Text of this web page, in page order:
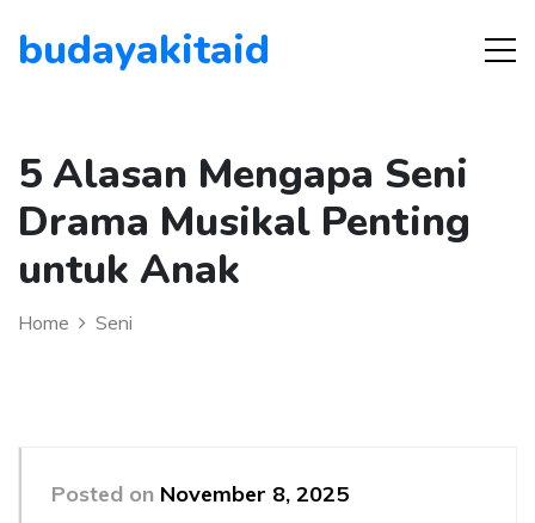
budayakitaid
5 Alasan Mengapa Seni
Drama Musikal Penting
untuk Anak
Home Seni
Posted on November 8, 2025